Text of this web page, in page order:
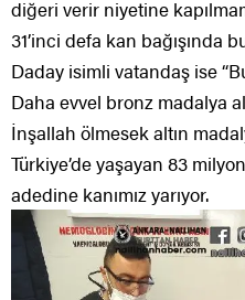
diğeri verir niyetine
31’inci defa kan bağışında
Daday isimli vatandaş ise
Daha evvel bronz madalya
İnşallah ölmesek altın
Türkiye’de yaşayan 83
adedine kanımız yarıyor.